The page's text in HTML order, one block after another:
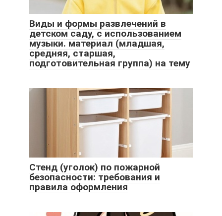
Виды и формы развлечений в
детском саду, с использованием
музыки. материал (младшая,
средняя, старшая,
подготовительная группа) на тему
Стенд (уголок) по пожарной
безопасности: требования и
правила оформления